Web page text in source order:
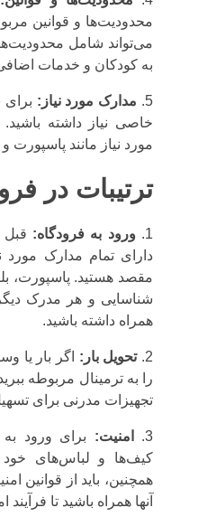
محدودیت‌ها و قوانین
می‌تواند شامل
به کودکان و خدمات
مدارک مورد نیاز:
خاصی نیاز داشته
مورد نیاز مانند پاسپورت
ترتیبات در
ورود به فرودگاه: قبل
دارای تمام مدارک مورد
مقصد هستید. پاسپورت،
شناسایی و هر مدرک
همراه داشته باشید.
تحویل بار: اگر بار یا
را به ترمینال مربوطه
تجهیزات مدرنی برای
امنیت: برای ورود به
کیف‌ها و لباس‌های خود
همچنین، باید از قوانین
آنها همراه باشید تا